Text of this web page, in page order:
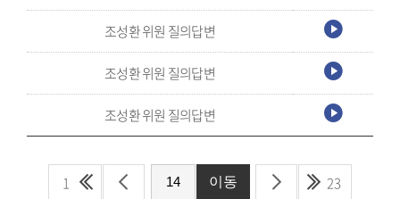
조성환 위원 질의답변
조성환 위원 질의답변
조성환 위원 질의답변
1 23